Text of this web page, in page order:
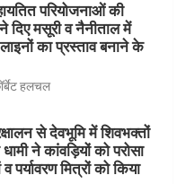
परियोजनाओं की
दिए मसूरी व नैनीताल में
का प्रस्ताव बनाने के
हलचल
से देवभूमि में शिवभक्तों
ने कांवड़ियों को परोसा
पर्यावरण मित्रों को किया